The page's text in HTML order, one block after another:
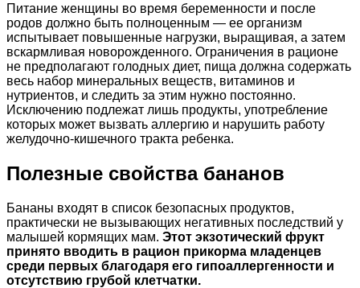
Питание женщины во время беременности и после
родов должно быть полноценным — ее организм
испытывает повышенные нагрузки, выращивая, а затем
вскармливая новорожденного. Ограничения в рационе
не предполагают голодных диет, пища должна содержать
весь набор минеральных веществ, витаминов и
нутриентов, и следить за этим нужно постоянно.
Исключению подлежат лишь продукты, употребление
которых может вызвать аллергию и нарушить работу
желудочно-кишечного тракта ребенка.
Полезные свойства бананов
Бананы входят в список безопасных продуктов,
практически не вызывающих негативных последствий у
малышей кормящих мам. Этот экзотический фрукт
принято вводить в рацион прикорма младенцев
среди первых благодаря его гипоаллергенности и
отсутствию грубой клетчатки.